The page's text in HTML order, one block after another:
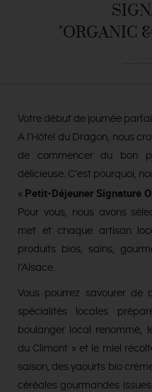
"ORGANIC
Votre début de journée
A l’Hôtel du Dragon, nous
de commencer du bon
délicieuse. C’est pourquoi,
« Petit-Déjeuner Signature
Pour vous, nous avons
met et chaque artisan
produits bios, sains,
l’Alsace.
Vous pourrez savourer de
spécialités locales
boulanger local renommé,
du Climont » et le miel
saison, des yaourts bio
céréales gourmandes